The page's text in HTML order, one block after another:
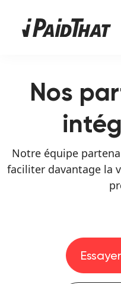
Nos
Notre équipe
faciliter davantage la